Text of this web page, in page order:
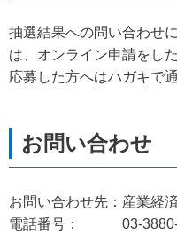
抽選結果への問い合わせ
は、オンライン申請をし
応募した方へはハガキで
お問い合わせ先：産業経
電話番号： 03-3880-